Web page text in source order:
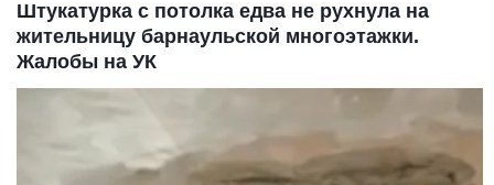
Штукатурка с потолка едва не рухнула на
жительницу барнаульской многоэтажки.
Жалобы на УК